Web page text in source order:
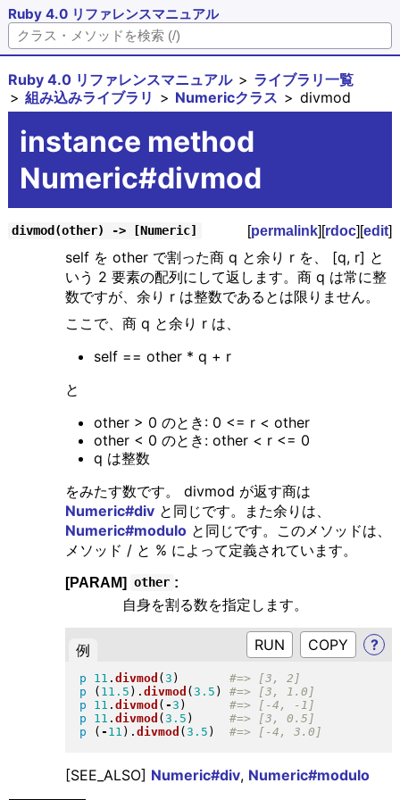
Ruby 4.0 リファレンスマニュアル
Ruby 4.0 リファレンスマニュアル
ライブラリ一覧
組み込みライブラリ
Numericクラス divmod
instance method
Numeric#divmod
divmod(other) -> [Numeric] [permalink][rdoc][edit]
self を other で割った商 q と余り r を、 [q, r] と
いう 2 要素の配列にして返します。商 q は常に整
数ですが、余り r は整数であるとは限りません。
ここで、商 q と余り r は、
self == other * q + r
と
other > 0 のとき: 0 <= r < other
other < 0 のとき: other < r <= 0
q は整数
をみたす数です。 divmod が返す商は
Numeric#divと同じです。また余りは、
Numeric#moduloと同じです。このメソッドは、
メソッド / と % によって定義されています。
[PARAM] other :
自身を割る数を指定します。
例 RUN ?
p 11 . divmod ( 3 )
p
( 11.5 ) . divmod ( 3.5 )
p
11 . divmod ( -3 )
p
11 . divmod ( 3.5 )
p
( - 11 ) . divmod ( 3.5 )
[SEE_ALSO] Numeric#div, Numeric#modulo